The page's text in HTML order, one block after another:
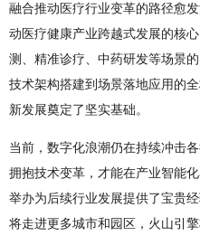
融合推动医疗行业变革的路径愈
动医疗健康产业跨越式发展的核
测、精准诊疗、中药研发等场景
技术架构搭建到场景落地应用的
新发展奠定了坚实基础。
当前，数字化浪潮仍在持续冲击
拥抱技术变革，才能在产业智能
举办为后续行业发展提供了宝贵
将走进更多城市和园区，火山引